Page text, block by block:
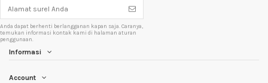
Anda dapat berhenti berlangganan kapan saja. Caranya,
temukan informasi kontak kami di halaman aturan
penggunaan.
Informasi
Account